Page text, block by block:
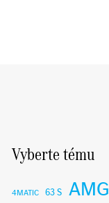
Vyberte tému
4MATIC 63 S AMG